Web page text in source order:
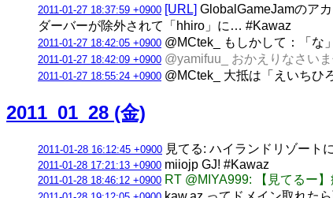
2011-01-27 18:37:59 +0900 [URL] GlobalGameJamのア
ダーバーが除外されて「hhiro」に… #Kawaz
2011-01-27 18:42:05 +0900 @MCtek_ もしかして：「な
2011-01-27 18:42:09 +0900 @yamifuu_ おかえりなさい
2011-01-27 18:55:24 +0900 @MCtek_ 大抵は「えいちひ
2011_01_28 (金)
2011-01-28 16:12:45 +0900 見てる: ハイランドリゾート
2011-01-28 17:21:13 +0900 miiojp GJ! #Kawaz
2011-01-28 18:46:12 +0900 RT @MIYA999: 【見てるー